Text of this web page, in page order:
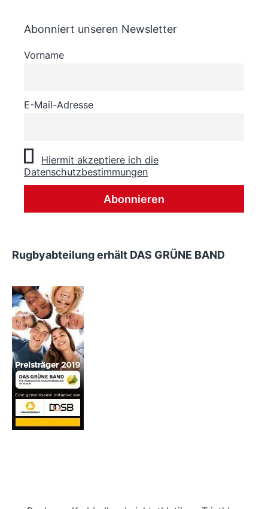
Abonniert unseren Newsletter
Vorname
E-Mail-Adresse
Hiermit akzeptiere ich die
Datenschutzbestimmungen
Rugbyabteilung erhält DAS GRÜNE BAND